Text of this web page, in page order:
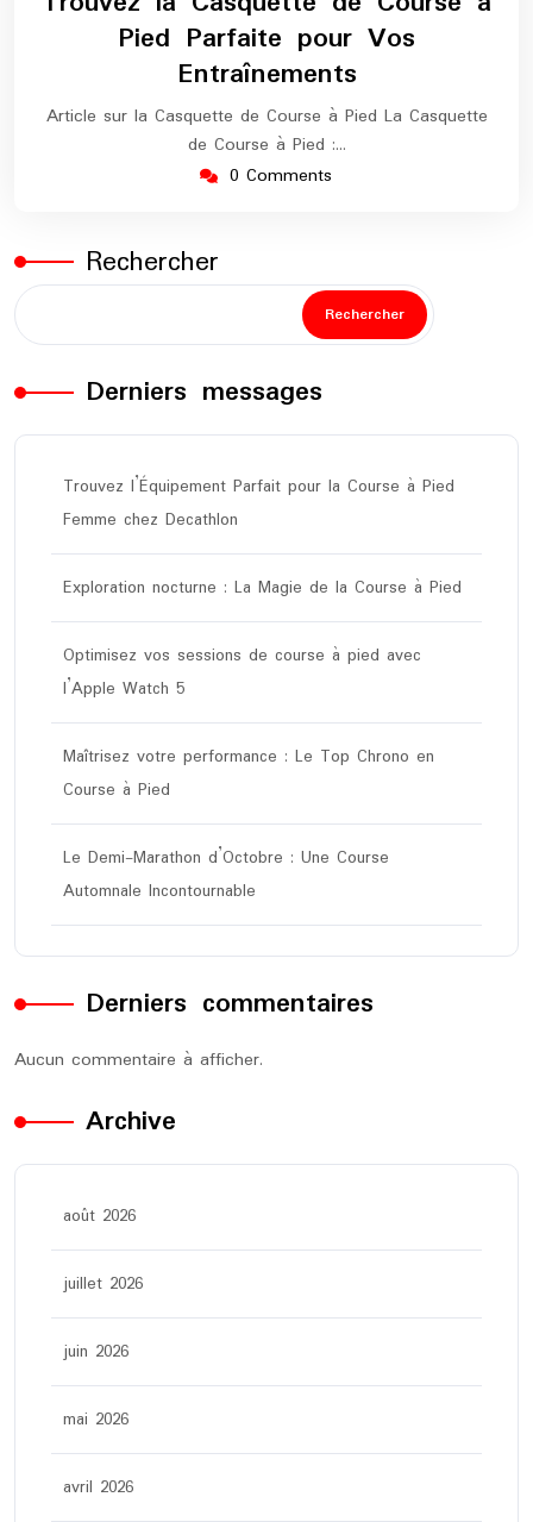
2025
marathon
Pied Parfaite pour Vos
Entraînements
Article sur la Casquette de Course à Pied La Casquette
de Course à Pied :…
0 Comments
Rechercher
Rechercher
Derniers messages
Trouvez l’Équipement Parfait pour la Course à Pied
Femme chez Decathlon
Exploration nocturne : La Magie de la Course à Pied
Optimisez vos sessions de course à pied avec
l’Apple Watch 5
Maîtrisez votre performance : Le Top Chrono en
Course à Pied
Le Demi-Marathon d’Octobre : Une Course
Automnale Incontournable
Derniers commentaires
Aucun commentaire à afficher.
Archive
août 2026
juillet 2026
juin 2026
mai 2026
avril 2026